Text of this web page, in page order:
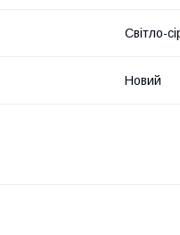
Світло-
Новий